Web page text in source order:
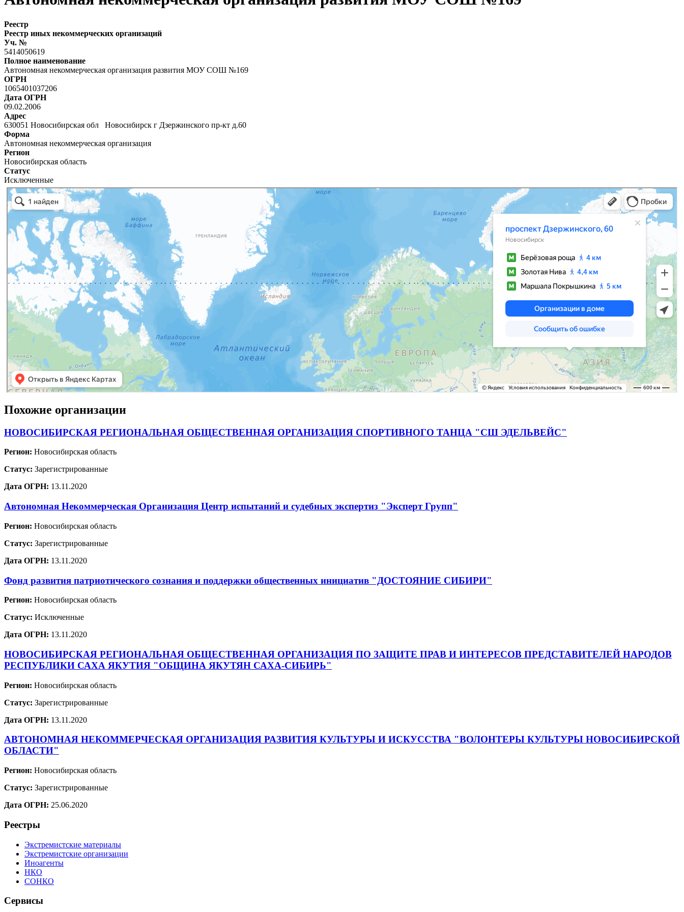
Реестр
Реестр иных некоммерческих организаций
Уч. №
5414050619
Полное наименование
Автономная некоммерческая организация развития МОУ СОШ №169
ОГРН
1065401037206
Дата ОГРН
09.02.2006
Адрес
630051 Новосибирская обл Новосибирск г Дзержинского пр-кт д.60
Форма
Автономная некоммерческая организация
Регион
Новосибирская область
Статус
Исключенные
Похожие организации
НОВОСИБИРСКАЯ РЕГИОНАЛЬНАЯ ОБЩЕСТВЕННАЯ ОРГАНИЗАЦИЯ СПОРТИВНОГО ТАНЦА "СШ ЭДЕЛЬВЕЙС"
Регион: Новосибирская область
Статус: Зарегистрированные
Дата ОГРН: 13.11.2020
Автономная Некоммерческая Организация Центр испытаний и судебных экспертиз "Эксперт Групп"
Регион: Новосибирская область
Статус: Зарегистрированные
Дата ОГРН: 13.11.2020
Фонд развития патриотического сознания и поддержки общественных инициатив "ДОСТОЯНИЕ СИБИРИ"
Регион: Новосибирская область
Статус: Исключенные
Дата ОГРН: 13.11.2020
НОВОСИБИРСКАЯ РЕГИОНАЛЬНАЯ ОБЩЕСТВЕННАЯ ОРГАНИЗАЦИЯ ПО ЗАЩИТЕ ПРАВ И ИНТЕРЕСОВ ПРЕДСТАВИТЕЛЕЙ НАРОДОВ
РЕСПУБЛИКИ САХА ЯКУТИЯ "ОБЩИНА ЯКУТЯН САХА-СИБИРЬ"
Регион: Новосибирская область
Статус: Зарегистрированные
Дата ОГРН: 13.11.2020
АВТОНОМНАЯ НЕКОММЕРЧЕСКАЯ ОРГАНИЗАЦИЯ РАЗВИТИЯ КУЛЬТУРЫ И ИСКУССТВА "ВОЛОНТЕРЫ КУЛЬТУРЫ НОВОСИБИРСКОЙ
ОБЛАСТИ"
Регион: Новосибирская область
Статус: Зарегистрированные
Дата ОГРН: 25.06.2020
Реестры
Экстремистские материалы
Экстремистские организации
Иноагенты
НКО
СОНКО
Сервисы